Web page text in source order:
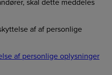
skal dette meddeles
af af personlige
af personlige oplysninger